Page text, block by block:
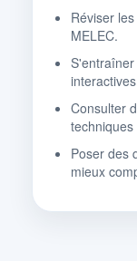
Réviser
MELEC.
Consulter
Poser des
mieux